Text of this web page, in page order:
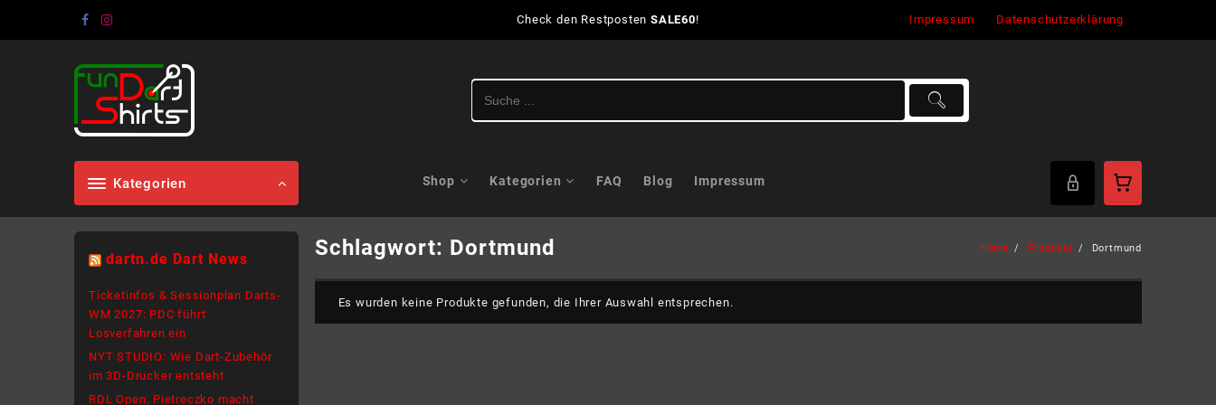
Check den RestpostenSALE60! Impressum Datenschutzerklärung
Kategorien Shop Kategorien FAQ Blog Impressum
Schlagwort: Dortmund Home Produkte Dortmund
Es wurden keine Produkte gefunden, die Ihrer Auswahl entsprechen.
dartn.de Dart News
Ticketinfos & Sessionplan Darts-
WM 2027: PDC führt
Losverfahren ein
NYT STUDIO: Wie Dart-Zubehör
im 3D-Drucker entsteht
RDL Open: Pietreczko macht